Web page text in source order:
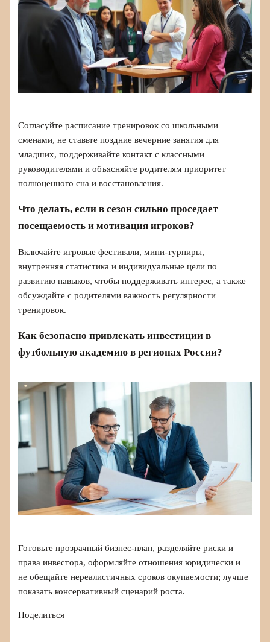
Согласуйте расписание тренировок со школьными
сменами, не ставьте поздние вечерние занятия для
младших, поддерживайте контакт с классными
руководителями и объясняйте родителям приоритет
полноценного сна и восстановления.
Что делать, если в сезон сильно проседает
посещаемость и мотивация игроков?
Включайте игровые фестивали, мини-турниры,
внутренняя статистика и индивидуальные цели по
развитию навыков, чтобы поддерживать интерес, а также
обсуждайте с родителями важность регулярности
тренировок.
Как безопасно привлекать инвестиции в
футбольную академию в регионах России?
Готовьте прозрачный бизнес-план, разделяйте риски и
права инвестора, оформляйте отношения юридически и
не обещайте нереалистичных сроков окупаемости; лучше
показать консервативный сценарий роста.
Поделиться